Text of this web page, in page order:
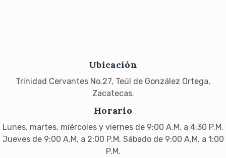
Ubicación
Trinidad Cervantes No.27, Teúl de González Ortega,
Zacatecas.
Horario
Lunes, martes, miércoles y viernes de 9:00 A.M. a 4:30 P.M.
Jueves de 9:00 A.M. a 2:00 P.M. Sábado de 9:00 A.M. a 1:00
P.M.